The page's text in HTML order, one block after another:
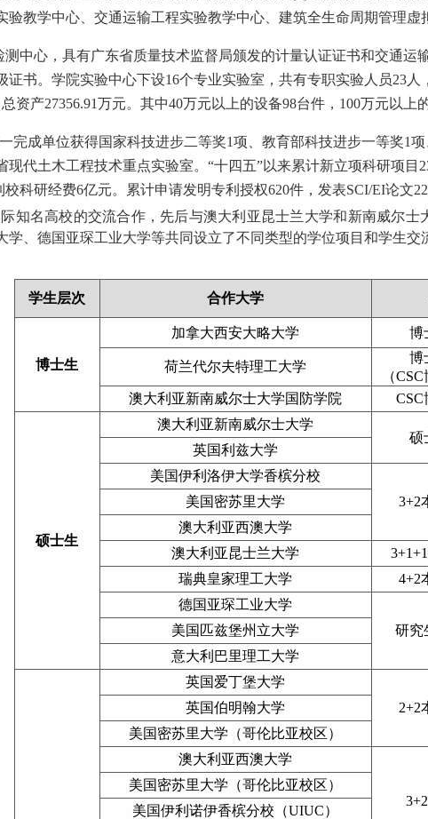
验教学中心、交通运输工程实验教学中心、建筑全生命周期管理虚
心，具有广东省质量技术监督局颁发的计量认证证书和交通运
书。 学院实验中心下设16个专业实验室，共有专职实验人员23
资产27356.91万元。其中40万元以上的设备98台件，100万元以上
完成单位获得国家科技进步二等奖1项、教育部科技进步一等奖1
代土木工程技术重点实验室。 “十四五”以来累计新立项科研项目
科研经费6亿元。累计申请发明专利授权620件，发表SCI/EI论文
知名高校的交流合作，先后与澳大利亚昆士兰大学和新南威尔
学、德国亚琛工业大学等共同设立了不同类型的学位项目和学生交
学生层次 合作大学
博士生
加拿大西安大略大学 博
荷兰代尔夫特理工大学
博
（CSC
澳大利亚新南威尔士大学国防学院
CSC
硕士生
澳大利亚新南威尔士大学
硕
英国利兹大学
美国伊利洛伊大学香槟分校
3+2
美国密苏里大学
澳大利亚西澳大学
澳大利亚昆士兰大学
瑞典皇家理工大学
4+2
德国亚琛工业大学
研究
美国匹兹堡州立大学
意大利巴里理工大学
英国爱丁堡大学
2+2
英国伯明翰大学
美国密苏里大学（哥伦比亚校区）
澳大利亚西澳大学
美国密苏里大学（哥伦比亚校区）
美国伊利诺伊香槟分校（UIUC）